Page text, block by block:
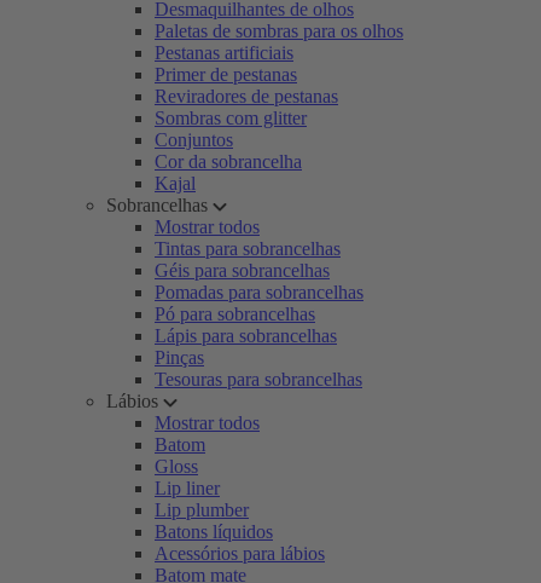
Desmaquilhantes de olhos
Paletas de sombras para os olhos
Pestanas artificiais
Primer de pestanas
Reviradores de pestanas
Sombras com glitter
Conjuntos
Cor da sobrancelha
Kajal
Sobrancelhas
Mostrar todos
Tintas para sobrancelhas
Géis para sobrancelhas
Pomadas para sobrancelhas
Pó para sobrancelhas
Lápis para sobrancelhas
Pinças
Tesouras para sobrancelhas
Lábios
Mostrar todos
Batom
Gloss
Lip liner
Lip plumber
Batons líquidos
Acessórios para lábios
Batom mate